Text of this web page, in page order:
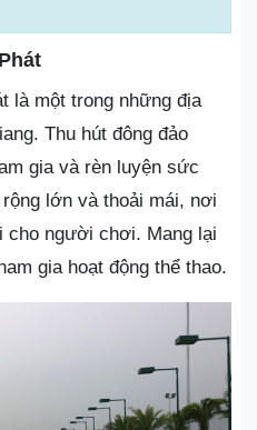
là một trong những địa
Thu hút đông đảo
gia và rèn luyện sức
lớn và thoải mái, nơi
cho người chơi. Mang lại
gia hoạt động thể thao.